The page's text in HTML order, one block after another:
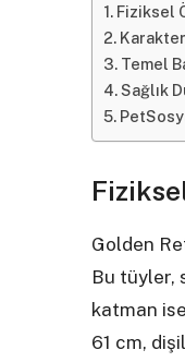
Fiziksel
Temel
Sağlık
Golden
Bu tüyler,
katman
61 cm,